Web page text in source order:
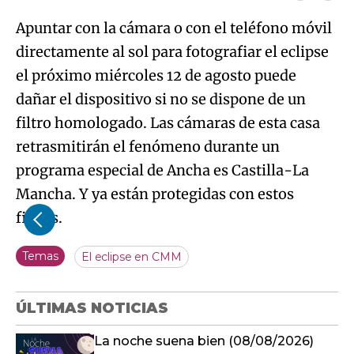
Apuntar con la cámara o con el teléfono móvil
directamente al sol para fotografiar el eclipse
el próximo miércoles 12 de agosto puede
dañar el dispositivo si no se dispone de un
filtro homologado. Las cámaras de esta casa
retrasmitirán el fenómeno durante un
programa especial de Ancha es Castilla-La
Mancha. Y ya están protegidas con estos
filtros.
Temas El eclipse en CMM
ÚLTIMAS NOTICIAS
La noche suena bien (08/08/2026)